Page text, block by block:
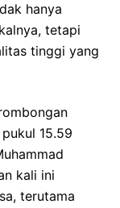
hanya
tetapi
tinggi yang
15.59
kali ini
terutama